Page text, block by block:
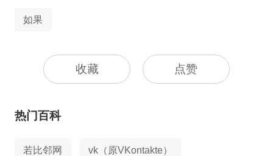
如果
收藏 点赞
热门百科
若比邻网 vk（原VKontakte）